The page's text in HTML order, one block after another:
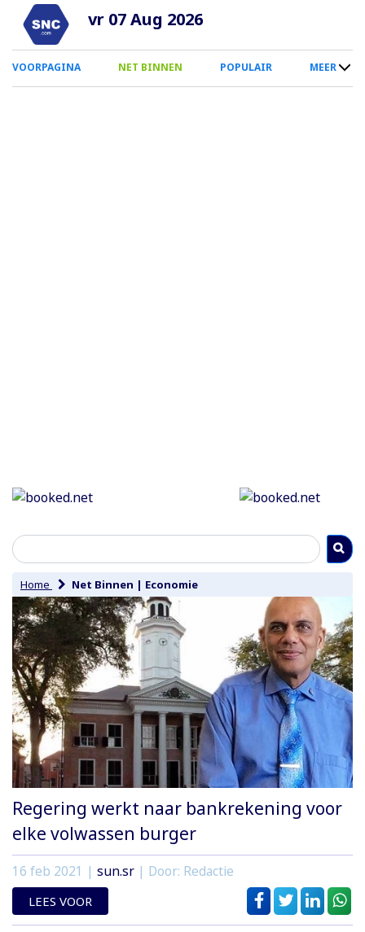
Overslaan
naar
inhoud
vr 07 Aug 2026
0
Smartphone
VOORPAGINA NET BINNEN POPULAIR MEER
Home Net Binnen | Economie
Regering werkt naar bankrekening voor
elke volwassen burger
16 feb 2021 | sun.sr | Door: Redactie
LEES VOOR